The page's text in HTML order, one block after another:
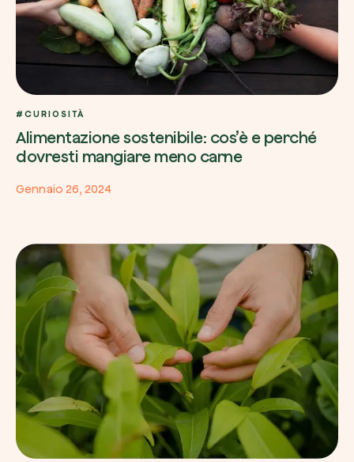
#CURIOSITÀ
Alimentazione sostenibile: cos’è e perché
dovresti mangiare meno carne
Gennaio 26, 2024